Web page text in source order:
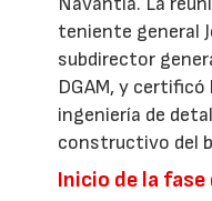
teniente general
subdirector
DGAM, y
ingeniería de
constructivo del
Inicio de la